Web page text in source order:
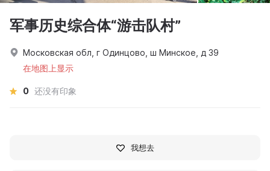
军事历史综合体“游击队村”
Московская обл, г Одинцово, ш Минское, д 39
在地图上显示
0 还没有印象
我想去